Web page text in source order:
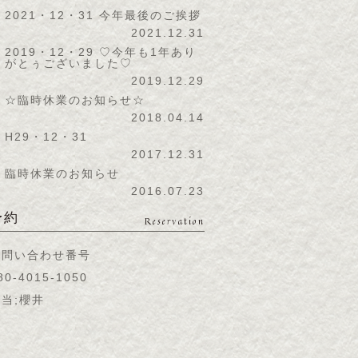
2021・12・31 今年最後のご挨拶
2021.12.31
2019・12・29 ♡今年も1年あり
がとぅございました♡
2019.12.29
☆臨時休業のお知らせ☆
2018.04.14
H29・12・31
2017.12.31
臨時休業のお知らせ
2016.07.23
約 Reservation
い合わせ番号
4015-1050
;櫻井